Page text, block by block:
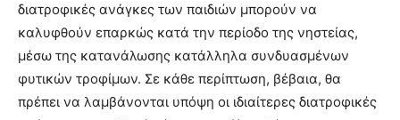
διατροφικές ανάγκες των παιδιών μπορούν να
καλυφθούν επαρκώς κατά την περίοδο της νηστείας,
μέσω της κατανάλωσης κατάλληλα συνδυασμένων
φυτικών τροφίμων. Σε κάθε περίπτωση, βέβαια, θα
πρέπει να λαμβάνονται υπόψη οι ιδιαίτερες διατροφικές